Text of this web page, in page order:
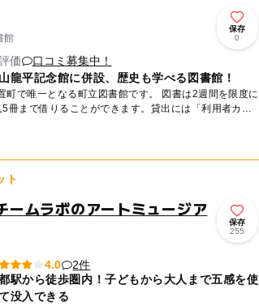
館
保存
0
価
口コミ募集中！
龍平記念館に併設、歴史も学べる図書館！
で唯一となる町立図書館です。 図書は2週間を限度に
5冊まで借りることができます。貸出には「利用者カー
...
ト
ームラボのアートミュージア
保存
255
4.0
2件
駅から徒歩圏内！子どもから大人まで五感を使
没入できる